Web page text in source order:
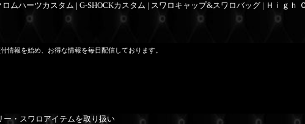
ムハーツカスタム | G-SHOCKカスタム | スワロキャップ&スワロバッグ | Ｈｉｇ
情報を始め、お得な情報を毎日配信しております。
・スワロアイテムを取り扱い